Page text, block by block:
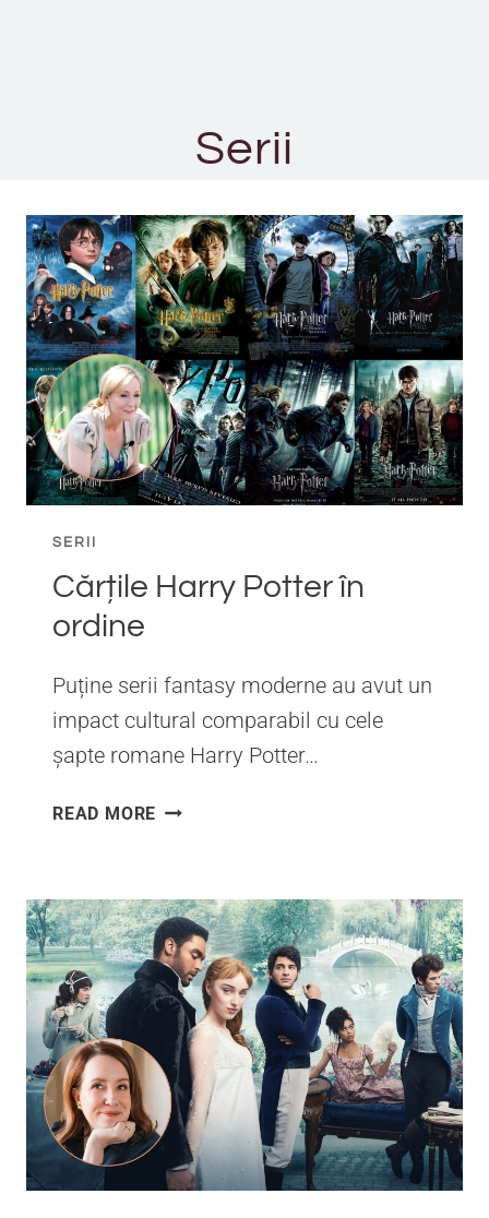
Serii
SERII
Cărțile Harry Potter în
ordine
Puține serii fantasy moderne au avut un
impact cultural comparabil cu cele
șapte romane Harry Potter…
READ MORE CĂRȚILE
ORDINE